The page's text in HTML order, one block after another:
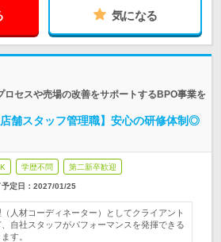
気になる
セスや売場の改善をサポートするBPO事業を
舗スタッフ管理職】安心の研修体制◎
学歴不問 第二新卒歓迎
定日： 2027/01/25
人材コーディネーター）としてクライアント
自社スタッフがパフォーマンスを発揮できる
す。